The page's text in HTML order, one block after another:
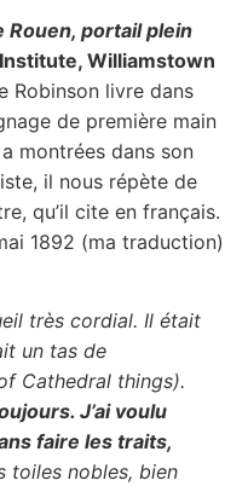
Rouen, portail plein
Williamstown
Robinson livre dans
de première main
montrées dans son
il nous répète de
qu’il cite en français.
1892 (ma traduction)
très cordial. Il était
un tas de
Cathedral things).
J’ai voulu
faire les traits,
toiles nobles, bien